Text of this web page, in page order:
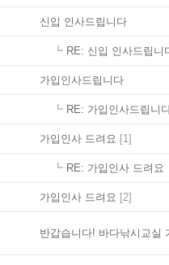
신입 인사드립니다
┗ RE: 신입 인사드립니
가입인사드립니다
┗ RE: 가입인사드립니
가입인사 드려요 [1]
┗ RE: 가입인사 드려요
가입인사 드려요 [2]
반갑습니다! 바다낚시교실